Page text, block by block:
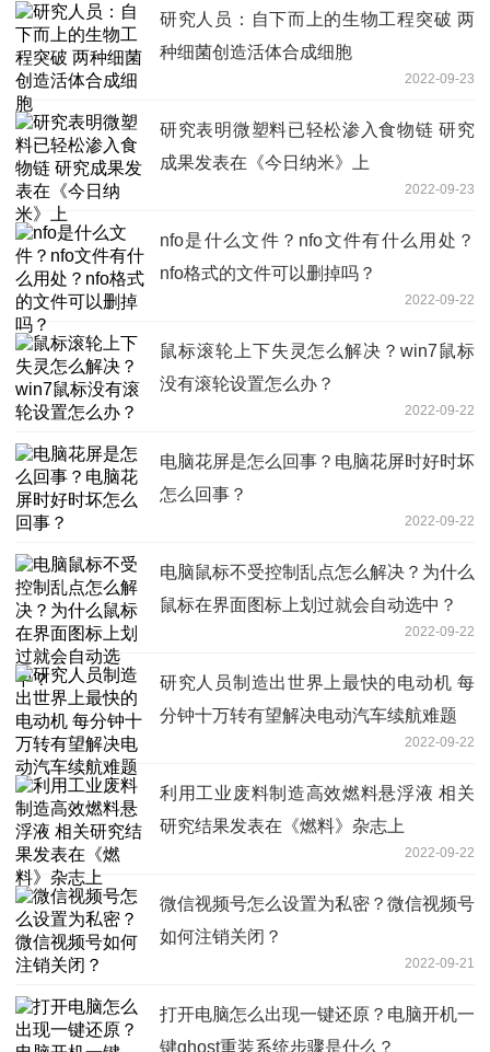
研究人员：自下而上的生物工程突破 两
种细菌创造活体合成细胞
2022-09-23
研究表明微塑料已轻松渗入食物链 研究
成果发表在《今日纳米》上
2022-09-23
nfo是什么文件？nfo文件有什么用处？
nfo格式的文件可以删掉吗？
2022-09-22
鼠标滚轮上下失灵怎么解决？win7鼠标
没有滚轮设置怎么办？
2022-09-22
电脑花屏是怎么回事？电脑花屏时好时坏
怎么回事？
2022-09-22
电脑鼠标不受控制乱点怎么解决？为什么
鼠标在界面图标上划过就会自动选中？
2022-09-22
研究人员制造出世界上最快的电动机 每
分钟十万转有望解决电动汽车续航难题
2022-09-22
利用工业废料制造高效燃料悬浮液 相关
研究结果发表在《燃料》杂志上
2022-09-22
微信视频号怎么设置为私密？微信视频号
如何注销关闭？
2022-09-21
打开电脑怎么出现一键还原？电脑开机一
键ghost重装系统步骤是什么？